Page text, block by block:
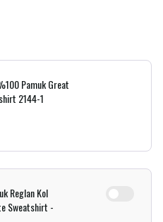
Pamuk Great
2144-1
Reglan Kol
Sweatshirt -